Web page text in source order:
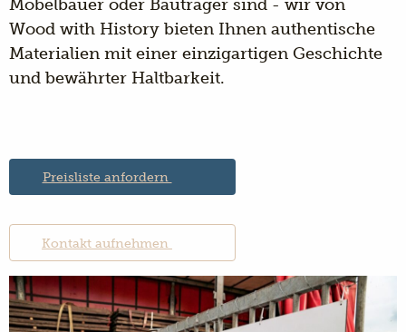
Möbelbauer oder Bauträger sind - wir von
Wood with History bieten Ihnen authentische
Materialien mit einer einzigartigen Geschichte
und bewährter Haltbarkeit.
Preisliste anfordern
Kontakt aufnehmen